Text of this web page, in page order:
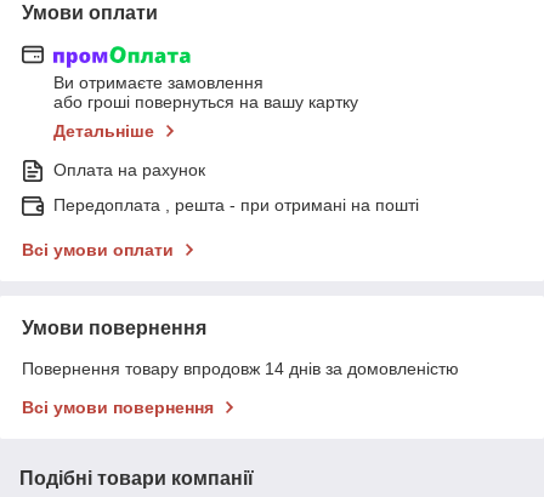
Умови оплати
Ви отримаєте замовлення
або гроші повернуться на вашу картку
Детальніше
Оплата на рахунок
Передоплата , решта - при отримані на пошті
Всі умови оплати
Умови повернення
Повернення товару впродовж 14 днів за домовленістю
Всі умови повернення
Подібні товари компанії